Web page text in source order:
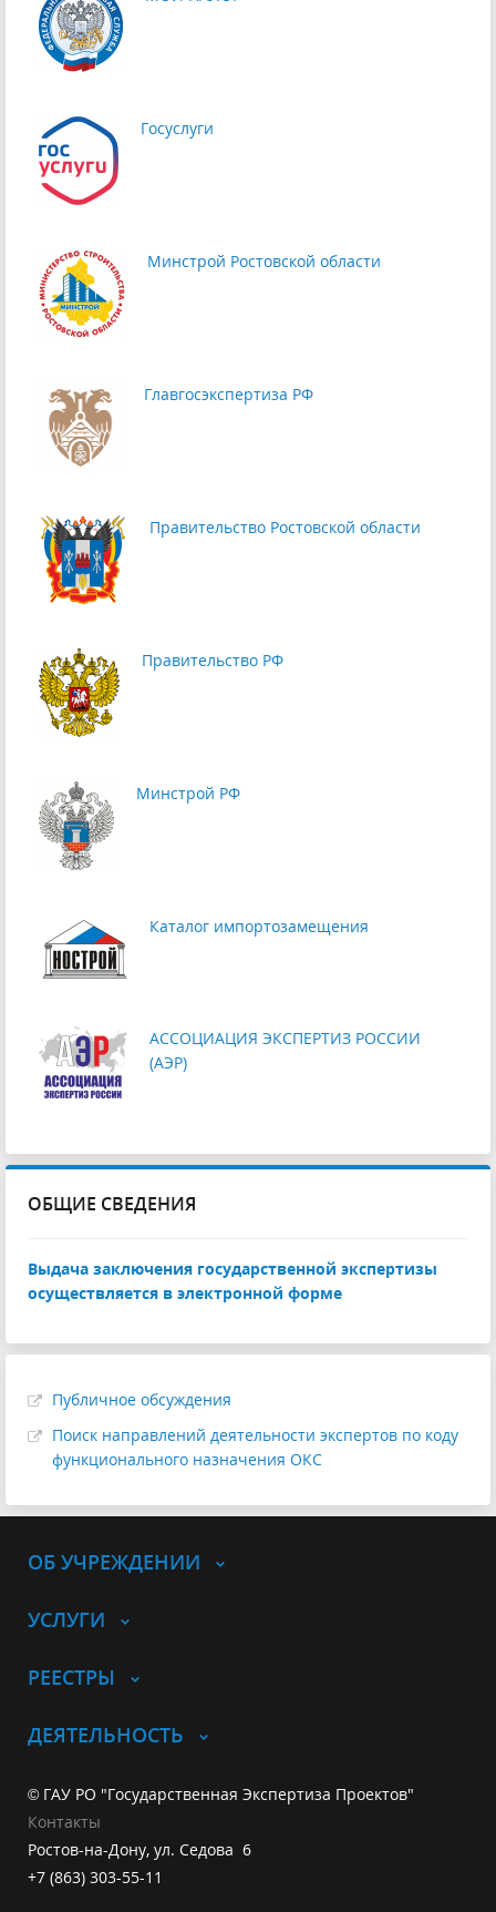
Госуслуги
Минстрой Ростовской области
Главгосэкспертиза РФ
Правительство Ростовской области
Правительство РФ
Минстрой РФ
Каталог импортозамещения
АССОЦИАЦИЯ ЭКСПЕРТИЗ РОССИИ
(АЭР)
ОБЩИЕ СВЕДЕНИЯ
Выдача заключения государственной экспертизы
осуществляется в электронной форме
Публичное обсуждения
Поиск направлений деятельности экспертов по коду
функционального назначения ОКС
ОБ УЧРЕЖДЕНИИ
УСЛУГИ
РЕЕСТРЫ
ДЕЯТЕЛЬНОСТЬ
© ГАУ РО "Государственная Экспертиза Проектов"
Контакты
Ростов-на-Дону, ул. Седова 6
+7 (863) 303-55-11